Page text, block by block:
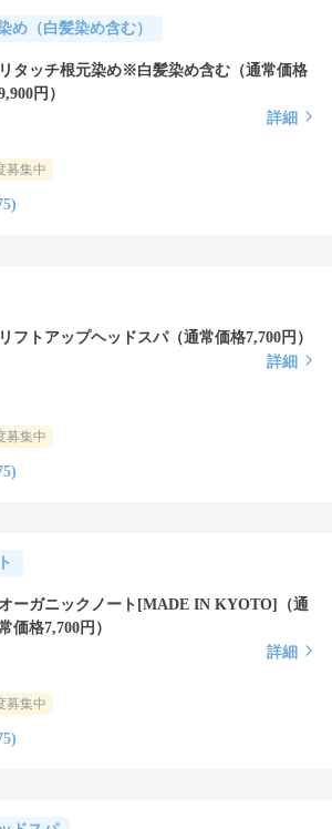
め（白髪染め含む）
リタッチ根元染め※白髪染め含む（通常価格
円）
詳細
募集中
リフトアップヘッドスパ（通常価格7,700円）
詳細
募集中
ーガニックノート[MADE IN KYOTO]（通
価格7,700円）
詳細
募集中